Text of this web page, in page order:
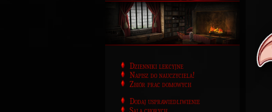
Dzienniki lekcyjne
Napisz do nauczyciela!
Zbiór prac domowych
Dodaj usprawiedliwienie